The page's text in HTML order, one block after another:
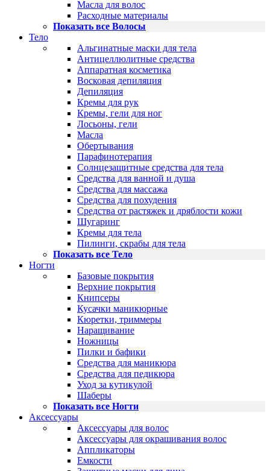
Масла для волос
Расходные материалы
Показать все Волосы
Тело
Альгинатные маски для тела
Антицеллюлитные средства
Аппаратная косметика
Восковая депиляция
Депиляция
Кремы для рук
Кремы, гели для ног
Лосьоны, гели
Масла
Обертывания
Парафинотерапия
Солнцезащитные средства для тела
Средства для ванной и душа
Средства для массажа
Средства для похудения
Средства от растяжек и дряблости кожи
Шугаринг
Кремы для тела
Пилинги, скрабы для тела
Показать все Тело
Ногти
Базовые покрытия
Верхние покрытия
Книпсеры
Кусачки маникюрные
Кюретки, триммеры
Наращивание
Ножницы
Пилки и бафики
Средства для маникюра
Средства для педикюра
Уход за кутикулой
Шаберы
Показать все Ногти
Аксессуары
Аксессуары для волос
Аксессуары для окрашивания волос
Аппликаторы
Емкости